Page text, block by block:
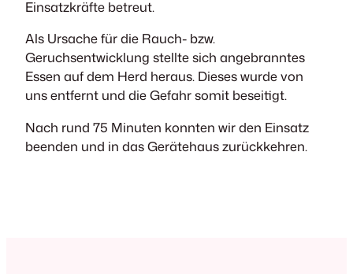
Einsatzkräfte betreut.
Als Ursache für die Rauch- bzw.
Geruchsentwicklung stellte sich angebranntes
Essen auf dem Herd heraus. Dieses wurde von
uns entfernt und die Gefahr somit beseitigt.
Nach rund 75 Minuten konnten wir den Einsatz
beenden und in das Gerätehaus zurückkehren.